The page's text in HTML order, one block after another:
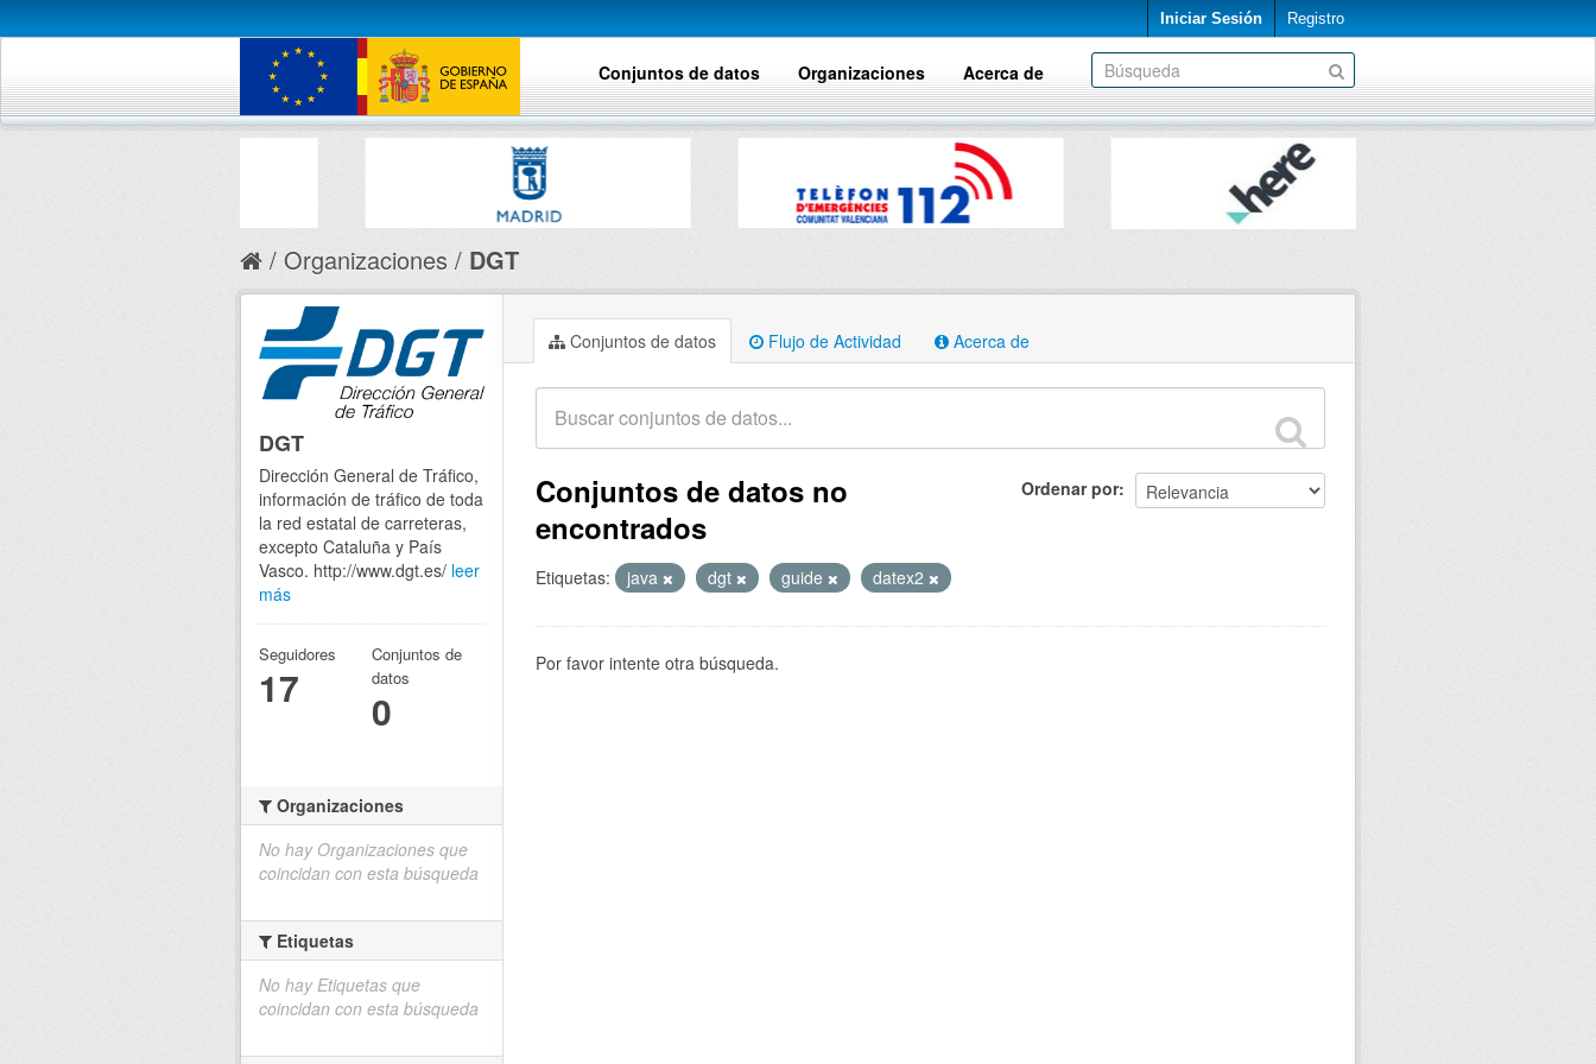
Iniciar Sesión Registro
Conjuntos de datos Organizaciones Acerca de
Organizaciones DGT
Conjuntos de datos Flujo de Actividad Acerca de
Ordenar por
Conjuntos de datos no
encontrados
Etiquetas: java dgt guide datex2
Por favor intente otra búsqueda.
DGT
Dirección General de Tráfico,
información de tráfico de toda
la red estatal de carreteras,
excepto Cataluña y País
Vasco. http://www.dgt.es/ leer
más
Seguidores
17
Conjuntos de
datos
0
Organizaciones
No hay Organizaciones que
coincidan con esta búsqueda
Etiquetas
No hay Etiquetas que
coincidan con esta búsqueda